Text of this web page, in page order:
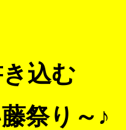
込む
祭り～♪